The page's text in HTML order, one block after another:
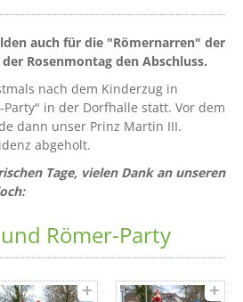
auch für die "Römernarren" der
Rosenmontag den Abschluss.
nach dem Kinderzug in
in der Dorfhalle statt. Vor dem
dann unser Prinz Martin III.
abgeholt.
Tage, vielen Dank an unseren
Römer-Party